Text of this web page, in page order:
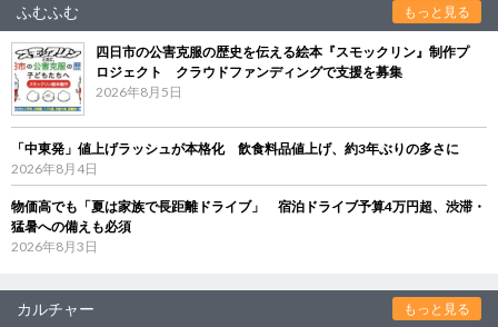
ふむふむ もっと見る
四日市の公害克服の歴史を伝える絵本『スモックリン』制作プ
ロジェクト クラウドファンディングで支援を募集
2026年8月5日
「中東発」値上げラッシュが本格化 飲食料品値上げ、約3年ぶりの多さに
2026年8月4日
物価高でも「夏は家族で長距離ドライブ」 宿泊ドライブ予算4万円超、渋滞・
猛暑への備えも必須
2026年8月3日
カルチャー もっと見る